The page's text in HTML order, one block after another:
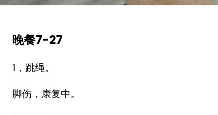
晚餐7-27
1，跳绳。
脚伤，康复中。